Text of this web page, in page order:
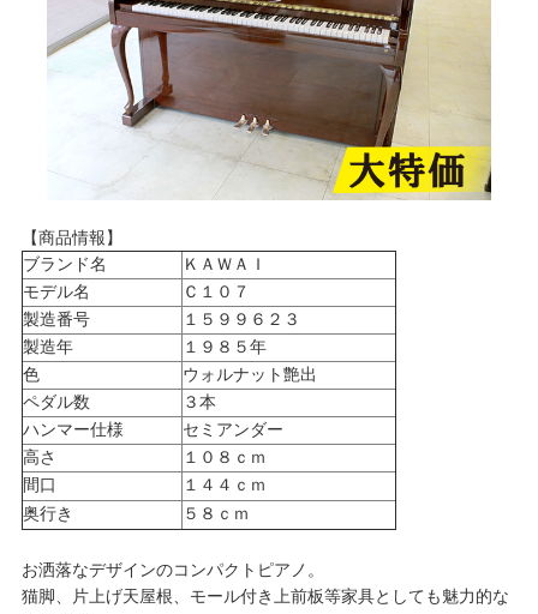
【商品情報】
ブランド名
ＫＡＷＡＩ
モデル名
Ｃ１０７
製造番号
１５９９６２３
製造年
１９８５年
色
ウォルナット艶出
ペダル数
３本
ハンマー仕様
セミアンダー
高さ
１０８ｃｍ
間口
１４４ｃｍ
奥行き
５８ｃｍ
お洒落なデザインのコンパクトピアノ。
猫脚、片上げ天屋根、モール付き上前板等家具としても魅力的な